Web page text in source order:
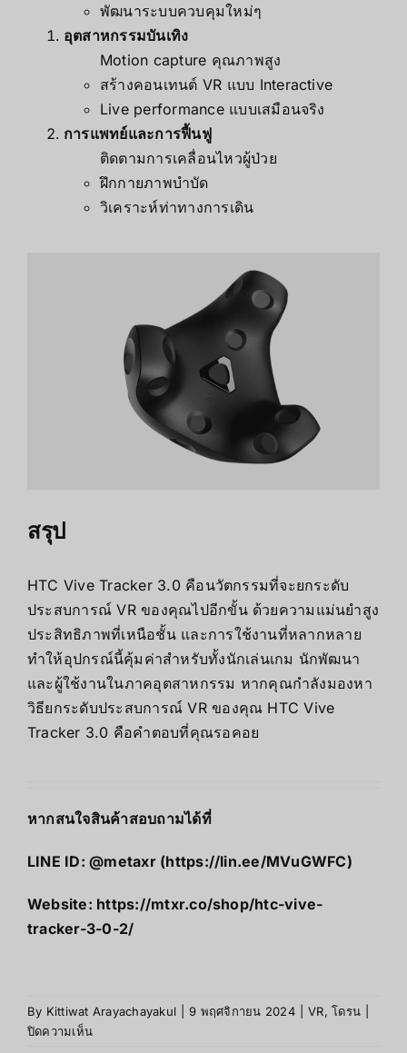
พัฒนาระบบควบคุมใหม่ๆ
อุตสาหกรรมบันเทิง
Motion capture คุณภาพสูง
สร้างคอนเทนต์ VR แบบ Interactive
Live performance แบบเสมือนจริง
การแพทย์และการฟื้นฟู
ติดตามการเคลื่อนไหวผู้ป่วย
ฝึกกายภาพบำบัด
วิเคราะห์ท่าทางการเดิน
สรุป
HTC Vive Tracker 3.0 คือนวัตกรรมที่จะยกระดับ
ประสบการณ์ VR ของคุณไปอีกขั้น ด้วยความแม่นยำสูง
ประสิทธิภาพที่เหนือชั้น และการใช้งานที่หลากหลาย
ทำให้อุปกรณ์นี้คุ้มค่าสำหรับทั้งนักเล่นเกม นักพัฒนา
และผู้ใช้งานในภาคอุตสาหกรรม หากคุณกำลังมองหา
วิธียกระดับประสบการณ์ VR ของคุณ HTC Vive
Tracker 3.0 คือคำตอบที่คุณรอคอย
หากสนใจสินค้าสอบถามได้ที่
LINE ID: @metaxr (https://lin.ee/MVuGWFC)
Website: https://mtxr.co/shop/htc-vive-
tracker-3-0-2/
By Kittiwat Arayachayakul 9 พฤศจิกายน 2024 VR,โดรน
ปิดความเห็นบน